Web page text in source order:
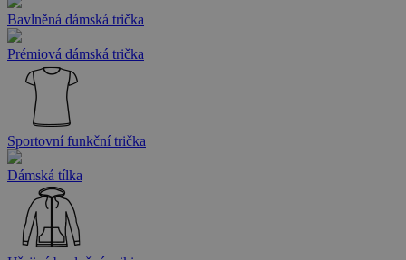
Bavlněná dámská trička
Prémiová dámská trička
Sportovní funkční trička
Dámská tílka